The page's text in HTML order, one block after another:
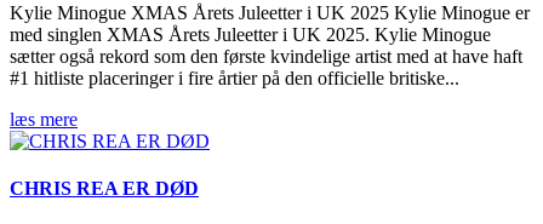
Kylie Minogue XMAS Årets Juleetter i UK 2025 Kylie Minogue er
med singlen XMAS Årets Juleetter i UK 2025. Kylie Minogue
sætter også rekord som den første kvindelige artist med at have haft
#1 hitliste placeringer i fire årtier på den officielle britiske...
læs mere
CHRIS REA ER DØD